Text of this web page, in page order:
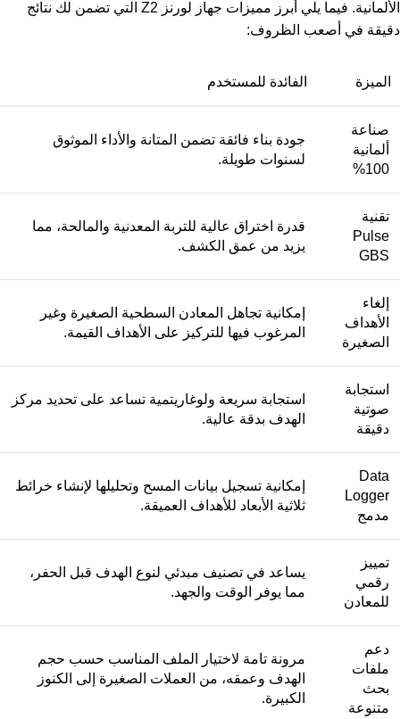
الألمانية. فيما يلي أبرز مميزات جهاز لورنز Z2 التي تضمن لك نتائج
دقيقة في أصعب الظروف:
الميزة الفائدة للمستخدم
صناعة
ألمانية
100%
جودة بناء فائقة تضمن المتانة والأداء الموثوق
لسنوات طويلة.
تقنية
Pulse
GBS
قدرة اختراق عالية للتربة المعدنية والمالحة، مما
يزيد من عمق الكشف.
إلغاء
الأهداف
الصغيرة
إمكانية تجاهل المعادن السطحية الصغيرة وغير
المرغوب فيها للتركيز على الأهداف القيمة.
استجابة
صوتية
دقيقة
استجابة سريعة ولوغاريتمية تساعد على تحديد مركز
الهدف بدقة عالية.
Data
Logger
مدمج
إمكانية تسجيل بيانات المسح وتحليلها لإنشاء خرائط
ثلاثية الأبعاد للأهداف العميقة.
تمييز
رقمي
للمعادن
يساعد في تصنيف مبدئي لنوع الهدف قبل الحفر،
مما يوفر الوقت والجهد.
دعم
ملفات
بحث
متنوعة
مرونة تامة لاختيار الملف المناسب حسب حجم
الهدف وعمقه، من العملات الصغيرة إلى الكنوز
الكبيرة.